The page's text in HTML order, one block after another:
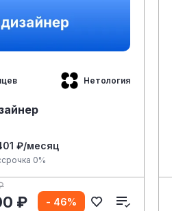
Нетология
₽/месяц
0%
₽ - 46%